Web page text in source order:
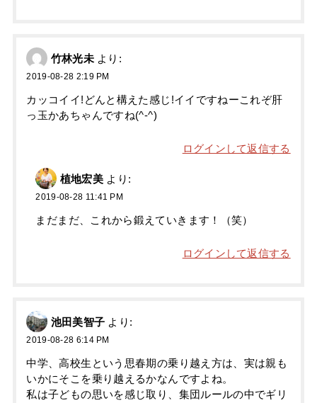
竹林光未 より:
2019-08-28 2:19 PM
カッコイイ!どんと構えた感じ!イイですねーこれぞ肝
っ玉かあちゃんですね(^-^)
ログインして返信する
植地宏美 より:
2019-08-28 11:41 PM
まだまだ、これから鍛えていきます！（笑）
ログインして返信する
池田美智子 より:
2019-08-28 6:14 PM
中学、高校生という思春期の乗り越え方は、実は親も
いかにそこを乗り越えるかなんですよね。
私は子どもの思いを感じ取り、集団ルールの中でギリ